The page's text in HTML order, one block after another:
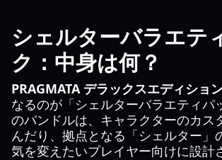
シェルターバラエテ
ク：中身は何？
PRAGMATA デラックスエディショ
なるのが「シェルターバラエティパ
のバンドルは、キャラクターのカス
んだり、拠点となる「シェルター」
気を変えたいプレイヤー向けに設計